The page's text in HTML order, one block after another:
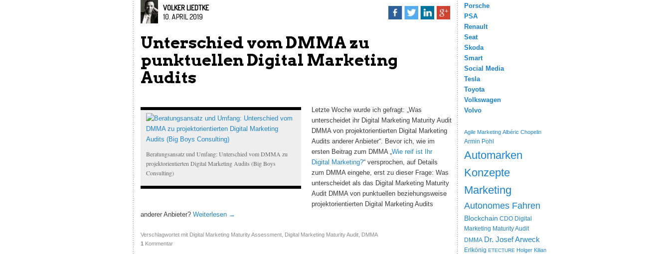
VOLKER LIEDTKE
10. APRIL 2019
Unterschied vom DMMA zu
punktuellen Digital Marketing
Audits
Beratungsansatz und Umfang: Unterschied vom DMMA zu
projektorientierten Digital Marketing Audits (Big Boys
Consulting)
Letzte Woche wurde ich gefragt: „Was
unterscheidet ihr Digital Marketing Maturity Audit
DMMA von projektorientierten Digital Marketing
Audits anderer Anbieter“. Bevor ich, wie im
ersten Beitrag zum DMMA „Wie reif ist Ihr
Digital Marketing?“ versprochen, auf Details
zum DMMA eingehe, erst zu dieser Frage: Was
unterscheidet als das Digital Marketing Maturity
Audit DMMA von punktuellen beziehungsweise
projektorientierten Digital Marketing Audits
anderer Anbieter? Weiterlesen →
Verschlagwortet mit Digital Marketing Maturity Assessment, Digital Marketing Maturity Audit,
DMMA
1
Kommentar
Porsche
PSA
Renault
Seat
Skoda
Smart
Social Media
Tesla
Toyota
Volkswagen
Volvo
Agile Marketing Albéric Chopelin
Armin Pohl
Automarken
Konzepte
Marketing
Autonomes Fahren
Blockchain CDO
Digital
Marketing Maturity Audit
DMMA Dr. Josef Arweck
Erlkönig ETECTURE Holger Kilian